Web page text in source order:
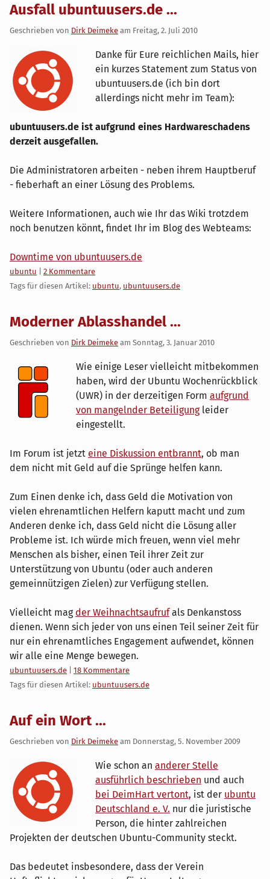
Ausfall ubuntuusers.de ...
Geschrieben von Dirk Deimeke am Freitag, 2. Juli 2010
Danke für Eure reichlichen Mails, hier
ein kurzes Statement zum Status von
ubuntuusers.de (ich bin dort
allerdings nicht mehr im Team):
ubuntuusers.de ist aufgrund eines Hardwareschadens
derzeit ausgefallen.
Die Administratoren arbeiten - neben ihrem Hauptberuf
- fieberhaft an einer Lösung des Problems.
Weitere Informationen, auch wie Ihr das Wiki trotzdem
noch benutzen könnt, findet Ihr im Blog des Webteams:
Downtime von ubuntuusers.de
Kategorien:
ubuntu
2 Kommentare
Tags für diesen Artikel: ubuntu, ubuntuusers.de
Moderner Ablasshandel ...
Geschrieben von Dirk Deimeke am Sonntag, 3. Januar 2010
Wie einige Leser vielleicht mitbekommen
haben, wird der Ubuntu Wochenrückblick
(UWR) in der derzeitigen Form aufgrund
von mangelnder Beteiligungleider
eingestellt.
Im Forum ist jetzt eine Diskussion entbrannt, ob man
dem nicht mit Geld auf die Sprünge helfen kann.
Zum Einen denke ich, dass Geld die Motivation von
vielen ehrenamtlichen Helfern kaputt macht und zum
Anderen denke ich, dass Geld nicht die Lösung aller
Probleme ist. Ich würde mich freuen, wenn viel mehr
Menschen als bisher, einen Teil ihrer Zeit zur
Unterstützung von Ubuntu (oder auch anderen
gemeinnützigen Zielen) zur Verfügung stellen.
Vielleicht mag der Weihnachtsaufrufals Denkanstoss
dienen. Wenn sich jeder von uns einen Teil seiner Zeit für
nur ein ehrenamtliches Engagement aufwendet, können
wir alle eine Menge bewegen.
Kategorien:
ubuntuusers.de
18 Kommentare
Tags für diesen Artikel: ubuntuusers.de
Auf ein Wort ...
Geschrieben von Dirk Deimeke am Donnerstag, 5. November 2009
Wie schon an anderer Stelle
ausführlich beschrieben und auch
bei DeimHart vertont, ist der ubuntu
Deutschland e. V. nur die juristische
Person, die hinter zahlreichen
Projekten der deutschen Ubuntu-Community steckt.
Das bedeutet insbesondere, dass der Verein